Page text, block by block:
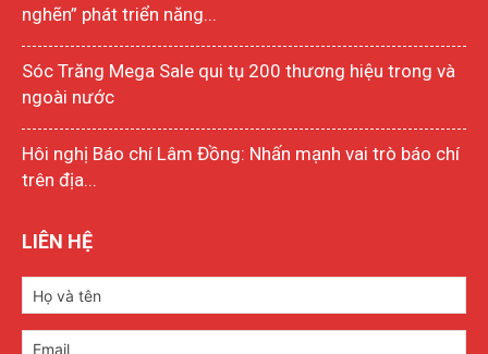
nghẽn” phát triển năng...
Sóc Trăng Mega Sale qui tụ 200 thương hiệu trong và
ngoài nước
Hôi nghị Báo chí Lâm Đồng: Nhấn mạnh vai trò báo chí
trên địa...
LIÊN HỆ